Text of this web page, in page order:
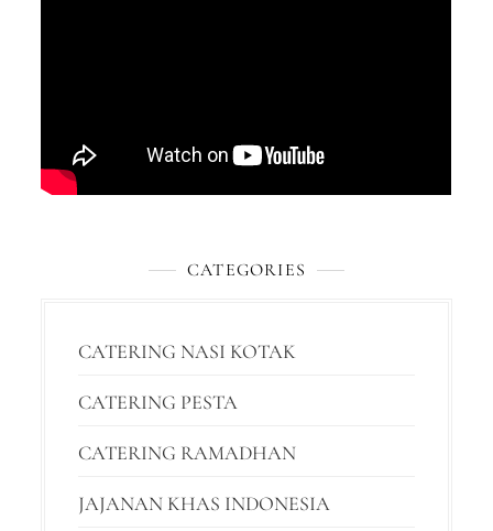
CATEGORIES
CATERING NASI KOTAK
CATERING PESTA
CATERING RAMADHAN
JAJANAN KHAS INDONESIA